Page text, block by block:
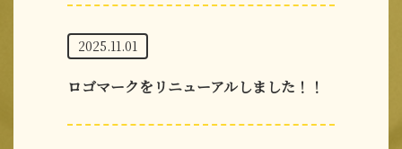
2025.11.01
ロゴマークをリニューアルしました！！